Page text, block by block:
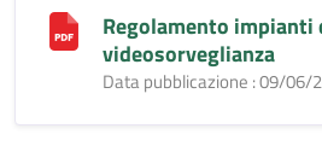
Regolamento impianti
videosorveglianza
Data pubblicazione : 09/06/